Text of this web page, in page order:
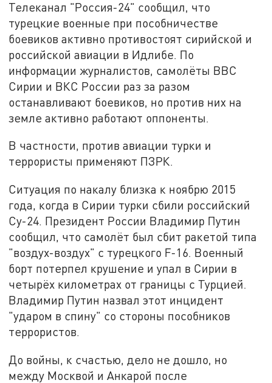
Телеканал "Россия-24" сообщил, что
турецкие военные при пособничестве
боевиков активно противостоят сирийской и
российской авиации в Идлибе. По
информации журналистов, самолёты ВВС
Сирии и ВКС России раз за разом
останавливают боевиков, но против них на
земле активно работают оппоненты.
В частности, против авиации турки и
террористы применяют ПЗРК.
Ситуация по накалу близка к ноябрю 2015
года, когда в Сирии турки сбили российский
Су-24. Президент России Владимир Путин
сообщил, что самолёт был сбит ракетой типа
"воздух-воздух" с турецкого F-16. Военный
борт потерпел крушение и упал в Сирии в
четырёх километрах от границы с Турцией.
Владимир Путин назвал этот инцидент
"ударом в спину" со стороны пособников
террористов.
До войны, к счастью, дело не дошло, но
между Москвой и Анкарой после